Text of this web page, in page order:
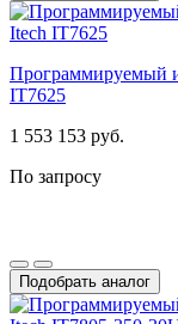
Программируемый
IT7625
1 553 153 руб.
По запросу
Подобрать аналог